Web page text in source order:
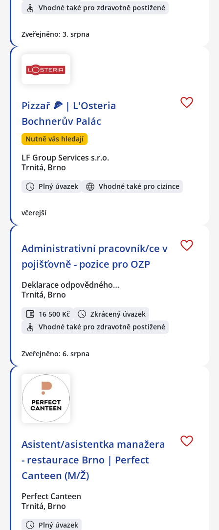
Vhodné také pro zdravotně postižené
Zveřejněno: 3. srpna
Pizzař 🍕 | L'Osteria
Bochnerův Palác
Nutně vás hledají
LF Group Services s.r.o.
Trnitá, Brno
Plný úvazek Vhodné také pro cizince
včerejší
Administrativní pracovník/ce v
pojišťovně - pozice pro OZP
Deklarace odpovědného…
Trnitá, Brno
16 500 Kč
Zkrácený úvazek
Vhodné také pro zdravotně postižené
Zveřejněno: 6. srpna
Asistent/asistentka manažera
- restaurace Brno | Perfect
Canteen (M/Ž)
Perfect Canteen
Trnitá, Brno
Plný úvazek